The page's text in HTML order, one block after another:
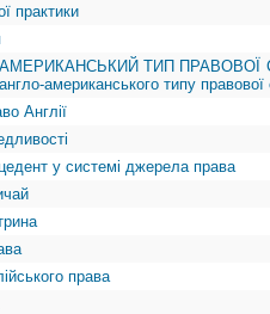
практики
АМЕРИКАНСЬКИЙ ТИП
американського типу
Англії
у системі джерела права
права